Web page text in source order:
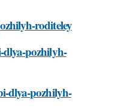
roditeley
dlya-pozhilyh-
dlya-pozhilyh-